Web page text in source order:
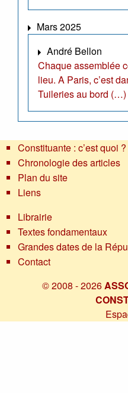
Mars 2025
André Bellon
Chaque assemblée
lieu. A Paris, c’est
Tuileries au bord (…)
Constituante : c’est quoi ?
Chronologie des articles
Plan du site
Liens
Librairie
Textes fondamentaux
Grandes dates de la
Contact
© 2008 - 2026